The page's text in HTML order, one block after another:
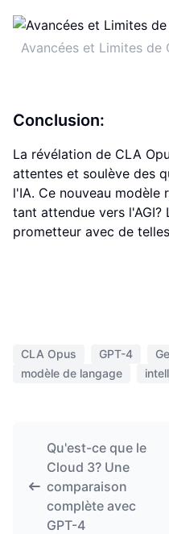
Avancées et Limites de
Conclusion:
La révélation de CLA
attentes et soulève des
l'IA. Ce nouveau
tant attendue vers l'AGI?
prometteur avec de
CLA Opus GPT-4
modèle de langage
Qu'est-ce que le
Cloud 3? Une
comparaison
complète avec
GPT-4